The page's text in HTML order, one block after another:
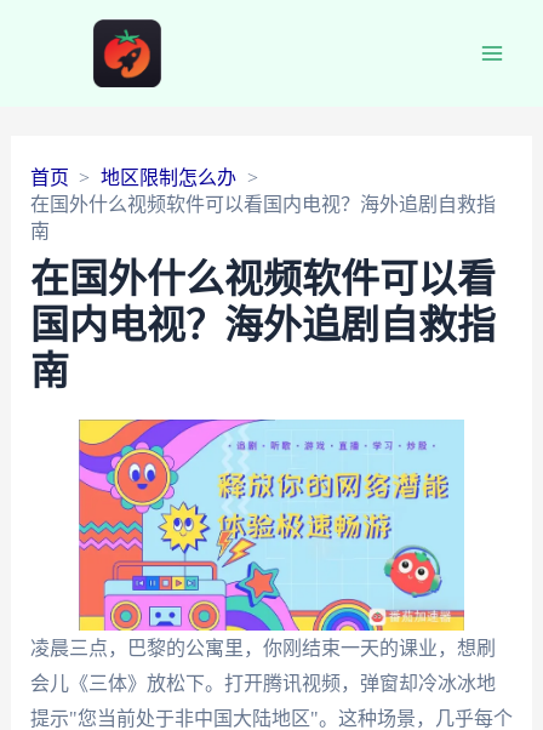
首页
地区限制怎么办
在国外什么视频软件可以看国内电视？海外追剧自救指
南
在国外什么视频软件可以看
国内电视？海外追剧自救指
南
凌晨三点，巴黎的公寓里，你刚结束一天的课业，想刷
会儿《三体》放松下。打开腾讯视频，弹窗却冷冰冰地
提示"您当前处于非中国大陆地区"。这种场景，几乎每个